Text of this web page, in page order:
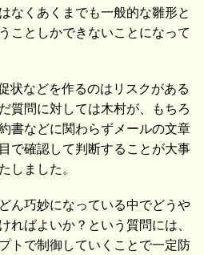
なくあくまでも一般的な雛形と
ことしかできないことになって
状などを作るのはリスクがある
質問に対しては木村が、もちろ
書などに関わらずメールの文章
で確認して判断することが大事
しました。
ん巧妙になっている中でどうや
ればよいか？という質問には、
トで制御していくことで一定防